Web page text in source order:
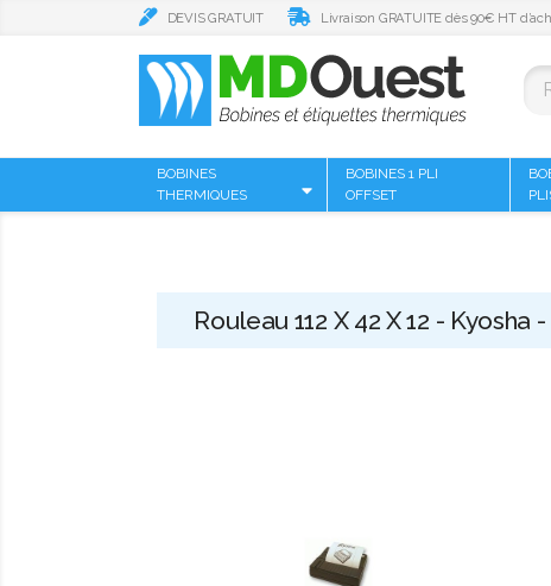
DEVIS GRATUIT Livraison GRATUITE dès 90€ HT
BOBINES
THERMIQUES
BOBINES 1 PLI
OFFSET
Rouleau 112 X 42 X 12 -